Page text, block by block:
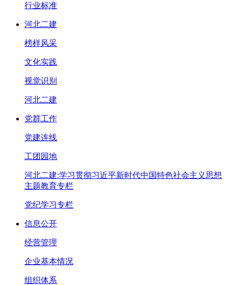
行业标准
河北二建
榜样风采
文化实践
视觉识别
河北二建
党群工作
党建连线
工团园地
河北二建:学习贯彻习近平新时代中国特色社会主义思想
主题教育专栏
党纪学习专栏
信息公开
经营管理
企业基本情况
组织体系